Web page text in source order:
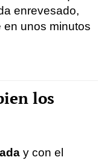
enrevesado,
en unos minutos
los
y con el